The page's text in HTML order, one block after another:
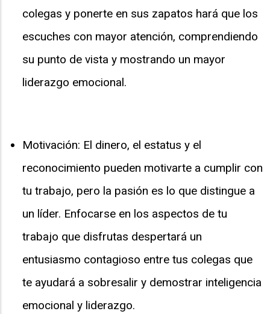
colegas y ponerte en sus zapatos hará que los
escuches con mayor atención, comprendiendo
su punto de vista y mostrando un mayor
liderazgo emocional.
Motivación: El dinero, el estatus y el
reconocimiento pueden motivarte a cumplir con
tu trabajo, pero la pasión es lo que distingue a
un líder. Enfocarse en los aspectos de tu
trabajo que disfrutas despertará un
entusiasmo contagioso entre tus colegas que
te ayudará a sobresalir y demostrar inteligencia
emocional y liderazgo.